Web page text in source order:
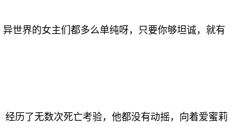
世界的女主们都多么单纯呀，只要你够坦诚，就有
历了无数次死亡考验，他都没有动摇，向着爱蜜莉